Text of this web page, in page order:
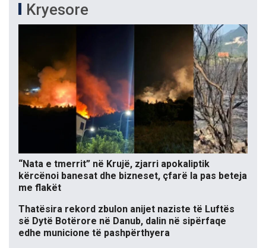
Kryesore
“Nata e tmerrit” në Krujë, zjarri apokaliptik
kërcënoi banesat dhe bizneset, çfarë la pas beteja
me flakët
Thatësira rekord zbulon anijet naziste të Luftës
së Dytë Botërore në Danub, dalin në sipërfaqe
edhe municione të pashpërthyera